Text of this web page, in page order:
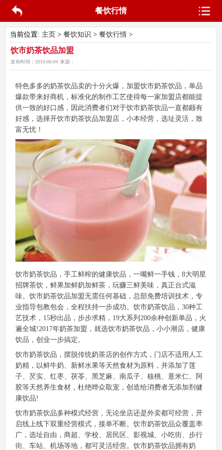
餐饮行情
当前位置: 主页 > 餐饮知识 > 餐饮行情>
饮市奶茶饮品加盟
发布时间： 2019-06-04 来源：
特色多多的奶茶饮品卖的十分火爆，加盟饮市奶茶饮品，单品
爆款带来好商机，标准化的制作工艺使得每一家加盟店都能提
供一致的好口感，因此消费者们对于饮市奶茶饮品一直都颇有
好感，选择开饮市奶茶饮品加盟店，小本经营，选址灵活，致
富无忧！
饮市奶茶饮品，手工鲜榨的健康饮品，一嘴鲜一手钱，8大明星
招牌茶饮，鲜果加鲜奶加鲜茶，玩赚三鲜美味，真正台式滋
味。饮市奶茶饮品加盟无需任何基础，总部免费培训技术，专
业指导包教包会，全程扶持一步成功。饮市奶茶饮品，30种工
艺技术，15秒出品，步步求精，19大系列200余种创新单品，火
遍全城!2017年奶茶加盟，就选饮市奶茶饮品，小小潮店，健康
饮品，创业一步搞定。
饮市奶茶饮品，摆脱传统奶茶店的创作方式，门店不适用人工
奶精，以鲜牛奶、新鲜水果等天然食材为原料，并添加了莲
子、芡实、红枣、茯苓、黑芝麻、南瓜子、核桃、薏米仁、阿
胶等天然养生食材，杜绝哗众取宠，创造给消费者无添加剂健
康饮品!
饮市奶茶饮品多种模式经营，无论坐店还是外卖都可经营，开
启线上线下双重经营模式，接单不断。饮市奶茶饮品众覆盖率
广，选址自由，商超、学校、居民区、影视城、小吃街、步行
街、车站、机场等地，都可灵活经营。饮市奶茶饮品拥有奶